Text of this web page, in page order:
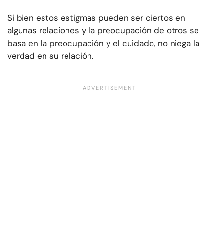
Si bien estos estigmas pueden ser ciertos en
algunas relaciones y la preocupación de otros se
basa en la preocupación y el cuidado, no niega la
verdad en su relación.